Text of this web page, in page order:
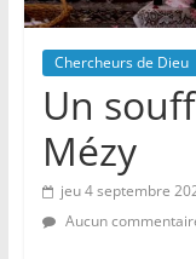
Chercheurs de Dieu
Un
Mézy
jeu 4 septembre
Aucun